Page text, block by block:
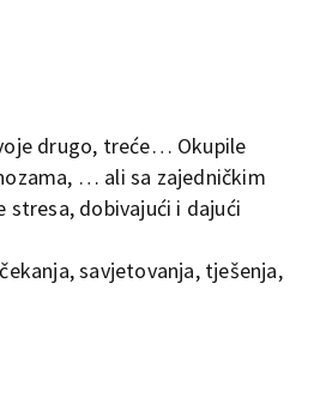
drugo, treće… Okupile
… ali sa zajedničkim
dobivajući i dajući
savjetovanja, tješenja,